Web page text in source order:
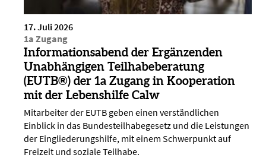
17. Juli 2026
1a Zugang
Informationsabend der Ergänzenden
Unabhängigen Teilhabeberatung
(EUTB®) der 1a Zugang in Kooperation
mit der Lebenshilfe Calw
Mitarbeiter der EUTB geben einen verständlichen
Einblick in das Bundesteilhabegesetz und die Leistungen
der Eingliederungshilfe, mit einem Schwerpunkt auf
Freizeit und soziale Teilhabe.